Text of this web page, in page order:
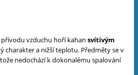
vzduchu hoří kahan svítivým
charakter a nižší teplotu. Předměty se v
nedochází k dokonalému spalování